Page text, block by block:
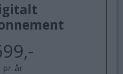
pr. år